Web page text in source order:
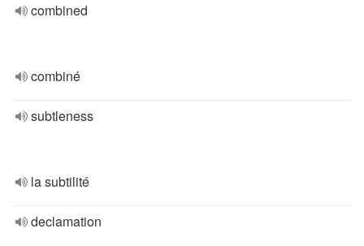
combined
combiné
subtleness
la subtilité
declamation